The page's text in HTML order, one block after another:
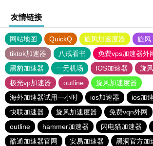
友情链接
网站地图 QuickQ 旋风加速度器 旋风
tiktok加速器
八戒看书
免费vps加速器外
黑豹加速器
一元机场 IOS加速器
旋
极光vp加速器
outline
旋风加速度器
海外加速器试用一小时
ios加速器
ios加
快联加速器
旋风加速度器 免费vqn外网
outline
hammer加速器 闪电猫加速器
酷通加速器官网
安易加速器 黑洞官方加